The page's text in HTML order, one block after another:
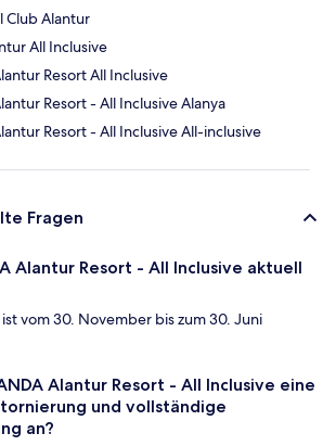
Club Alantur
All Inclusive
Resort All Inclusive
Resort - All Inclusive Alanya
Resort - All Inclusive All-inclusive
Fragen
Alantur Resort - All Inclusive aktuell
vom 30. November bis zum 30. Juni
Alantur Resort - All Inclusive eine
und vollständige
an?